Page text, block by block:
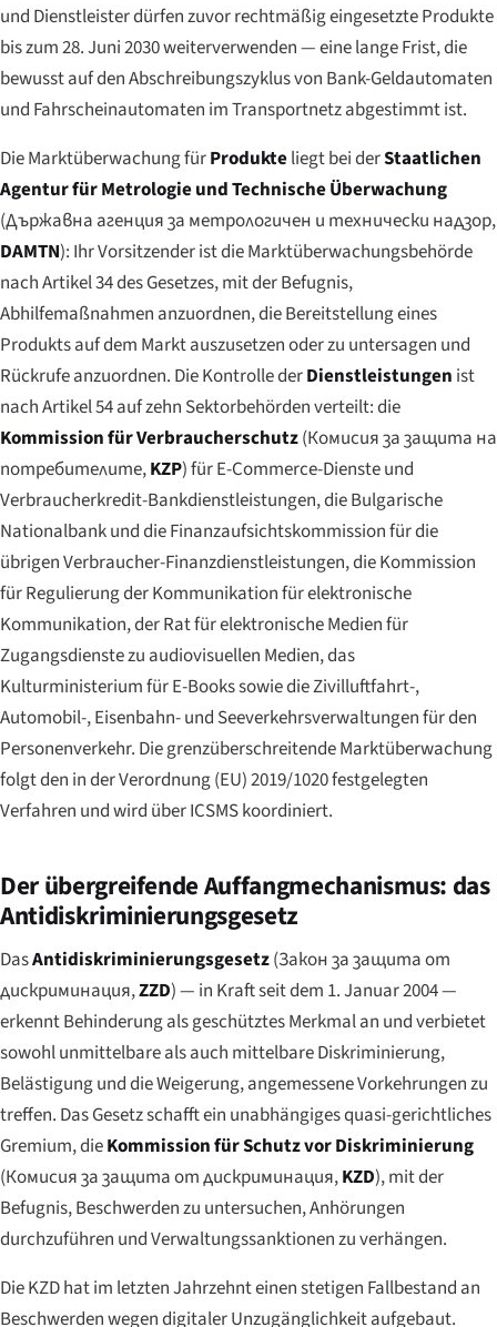
und Dienstleister dürfen zuvor rechtmäßig eingesetzte Produkte
bis zum 28. Juni 2030 weiterverwenden — eine lange Frist, die
bewusst auf den Abschreibungszyklus von Bank-Geldautomaten
und Fahrscheinautomaten im Transportnetz abgestimmt ist.
Die Marktüberwachung fürProdukteliegt bei derStaatlichen
Agentur für Metrologie und Technische Überwachung
(Държавна агенция за метрологичен и технически надзор,
DAMTN): Ihr Vorsitzender ist die Marktüberwachungsbehörde
nach Artikel 34 des Gesetzes, mit der Befugnis,
Abhilfemaßnahmen anzuordnen, die Bereitstellung eines
Produkts auf dem Markt auszusetzen oder zu untersagen und
Rückrufe anzuordnen. Die Kontrolle derDienstleistungen ist
nach Artikel 54 auf zehn Sektorbehörden verteilt: die
Kommission für Verbraucherschutz(Комисия за защита на
потребителите,KZP) für E-Commerce-Dienste und
Verbraucherkredit-Bankdienstleistungen, die Bulgarische
Nationalbank und die Finanzaufsichtskommission für die
übrigen Verbraucher-Finanzdienstleistungen, die Kommission
für Regulierung der Kommunikation für elektronische
Kommunikation, der Rat für elektronische Medien für
Zugangsdienste zu audiovisuellen Medien, das
Kulturministerium für E-Books sowie die Zivilluftfahrt-,
Automobil-, Eisenbahn- und Seeverkehrsverwaltungen für den
Personenverkehr. Die grenzüberschreitende Marktüberwachung
folgt den in der Verordnung (EU) 2019/1020 festgelegten
Verfahren und wird über ICSMS koordiniert.
Der übergreifende Auffangmechanismus: das
Antidiskriminierungsgesetz
DasAntidiskriminierungsgesetz(Закон за защита от
дискриминация,ZZD) — in Kraft seit dem 1. Januar 2004 —
erkennt Behinderung als geschütztes Merkmal an und verbietet
sowohl unmittelbare als auch mittelbare Diskriminierung,
Belästigung und die Weigerung, angemessene Vorkehrungen zu
treffen. Das Gesetz schafft ein unabhängiges quasi-gerichtliches
Gremium, dieKommission für Schutz vor Diskriminierung
(Комисия за защита от дискриминация,KZD), mit der
Befugnis, Beschwerden zu untersuchen, Anhörungen
durchzuführen und Verwaltungssanktionen zu verhängen.
Die KZD hat im letzten Jahrzehnt einen stetigen Fallbestand an
Beschwerden wegen digitaler Unzugänglichkeit aufgebaut.